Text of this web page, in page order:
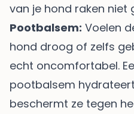
van je hond raken niet
Pootbalsem: Voelen
hond droog of zelfs
echt oncomfortabel.
pootbalsem
beschermt ze tegen